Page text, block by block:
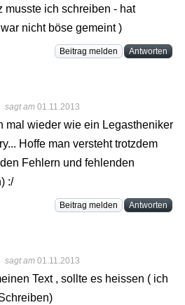
musste ich schreiben - hat
nicht böse gemeint )
Beitrag melden Antworten
sagt am 01.11.2013
mal wieder wie ein Legastheniker
Hoffe man versteht trotzdem
Fehlern und fehlenden
:/
Beitrag melden Antworten
sagt am 01.11.2013
Text , sollte es heissen ( ich